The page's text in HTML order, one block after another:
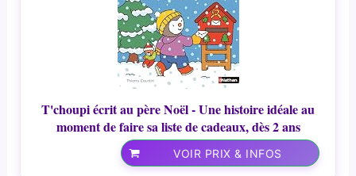
T'choupi écrit au père Noël - Une histoire idéale au
moment de faire sa liste de cadeaux, dès 2 ans
VOIR PRIX & INFOS